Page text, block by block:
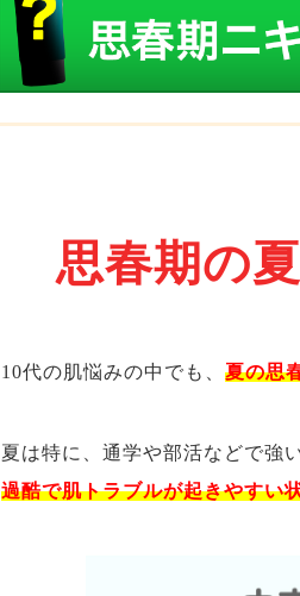
思春期の
10代の肌悩みの中でも、 夏の思
夏は特に、通学や部活などで強
過酷で肌トラブルが起きやすい